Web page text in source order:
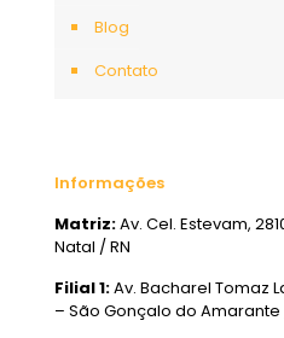
Blog
Contato
Informações
Matriz:Av. Cel. Estevam,
Natal / RN
Filial 1:Av. Bacharel Tomaz
– São Gonçalo do Amarante